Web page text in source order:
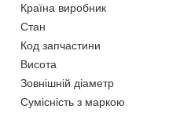
Країна виробник
Стан
Код запчастини
Висота
Зовнішній діаметр
Сумісність з маркою